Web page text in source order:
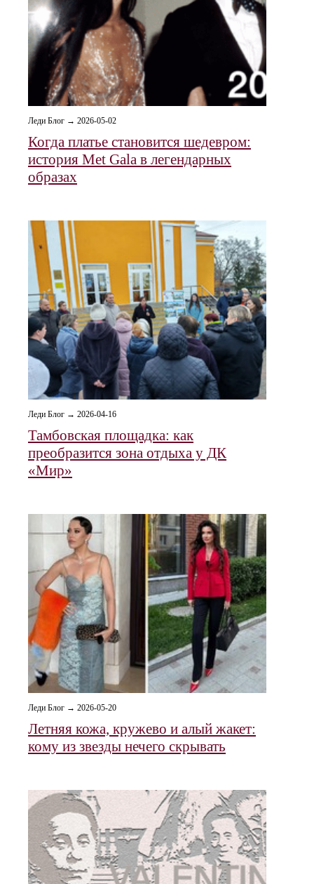
Леди Блог → 2026-05-02
Когда платье становится шедевром:
история Met Gala в легендарных
образах
Леди Блог → 2026-04-16
Тамбовская площадка: как
преобразится зона отдыха у ДК
«Мир»
Леди Блог → 2026-05-20
Летняя кожа, кружево и алый жакет:
кому из звезды нечего скрывать